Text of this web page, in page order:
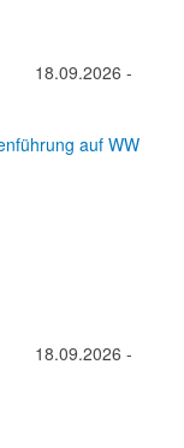
18.09.2026 -
auf WW
18.09.2026 -